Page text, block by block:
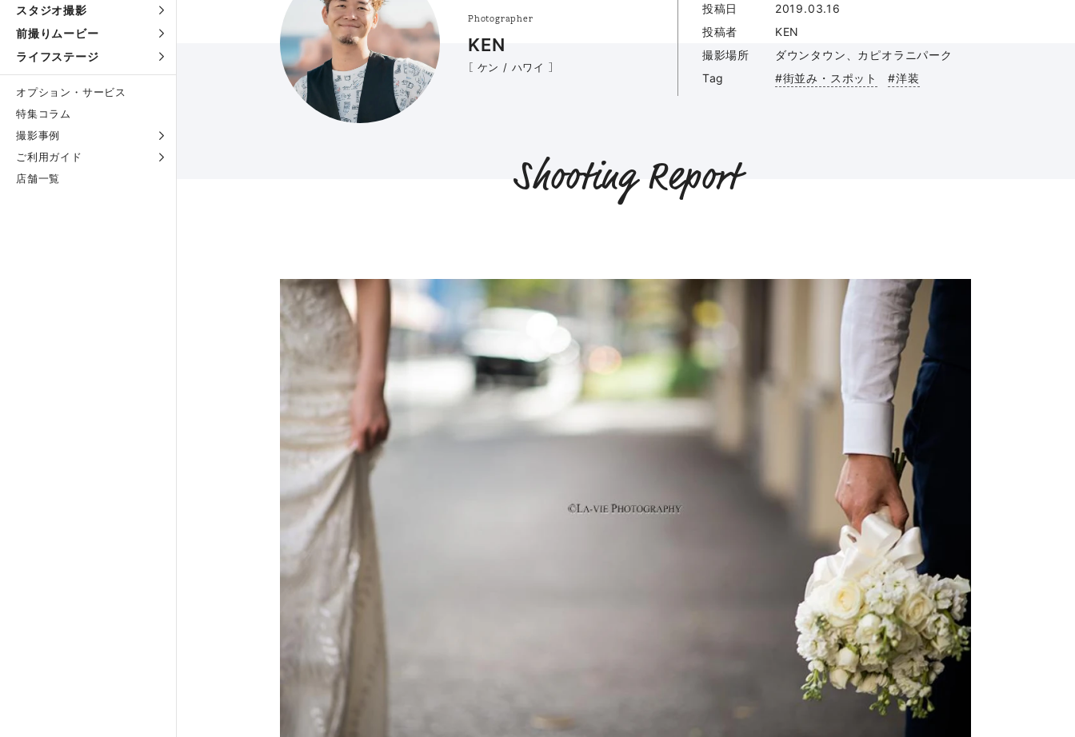
スタジオ撮影
前撮りムービー
ライフステージ
オプション・サービス
特集コラム
撮影事例
ご利用ガイド
店舗一覧
Photographer
KEN
［ ケン / ハワイ ］
投稿日
2019.03.16
投稿者
KEN
撮影場所
ダウンタウン、カピオラニパーク
Tag
#街並み・スポット #洋装
Shooting Report